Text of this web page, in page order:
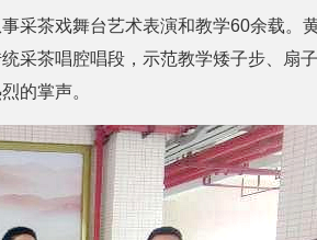
采茶戏舞台艺术表演和教学60余载。
采茶唱腔唱段，示范教学矮子步、扇
的掌声。